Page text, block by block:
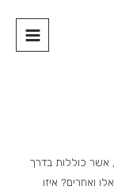
אשר כוללות בדרך
ואחרים? איזו